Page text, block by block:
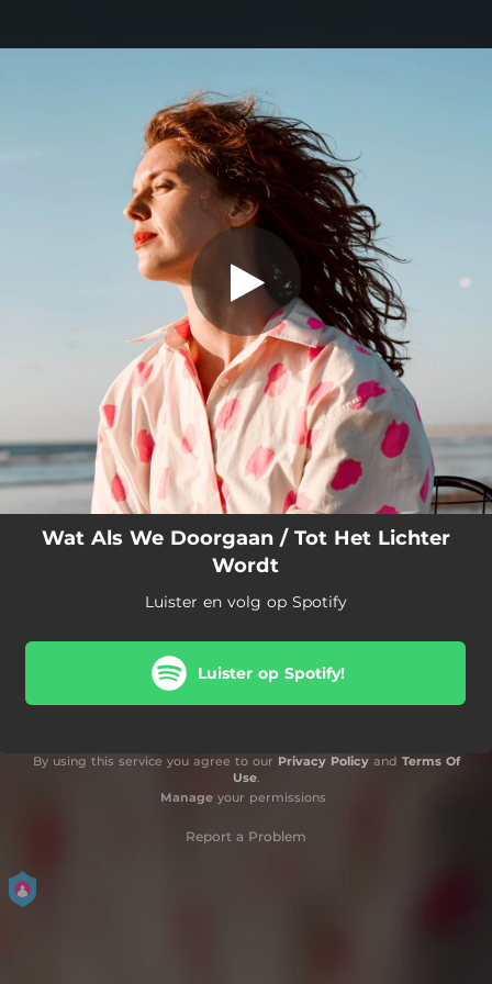
You're all set!
Wat Als We Doorgaan / Tot Het Lichter
Wordt
Luister en volg op Spotify
Luister op Spotify!
By using this service you agree to our Privacy Policyand Terms Of
Use.
Manageyour permissions
Report a Problem